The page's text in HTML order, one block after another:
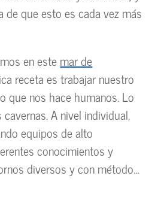
de que esto es cada vez más
en estemar de
receta es trabajar nuestro
que nos hace humanos. Lo
A nivel individual,
equipos de alto
conocimientos y
diversos y con método…